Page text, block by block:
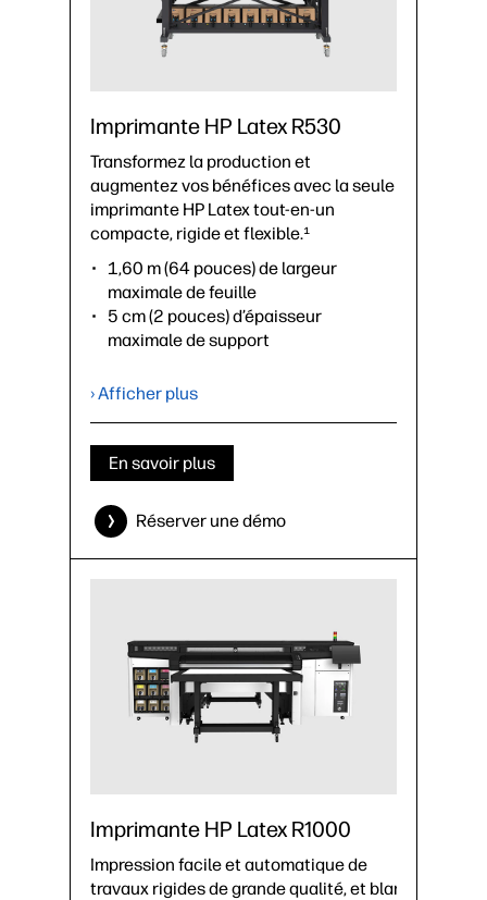
Imprimante HP Latex R530
Transformez la production et
augmentez vos bénéfices avec la seule
imprimante HP Latex tout-en-un
compacte, rigide et flexible.¹
1,60 m (64 pouces) de largeur
maximale de feuille
5 cm (2 pouces) d’épaisseur
maximale de support
en qualité d’intérieur
Rouleau unique jusqu’à 55 kg
Accessoires en option : Tables
d’extension 64 pouces pour HP Latex
série R, kit de galets presseurs
latéraux pour HP Latex R530
› Afficher plus
En savoir plus
Réserver une démo
Imprimante HP Latex R1000
Impression facile et automatique de
travaux rigides de grande qualité, et blanc.²